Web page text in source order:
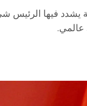
مرحلة يشدد فيها